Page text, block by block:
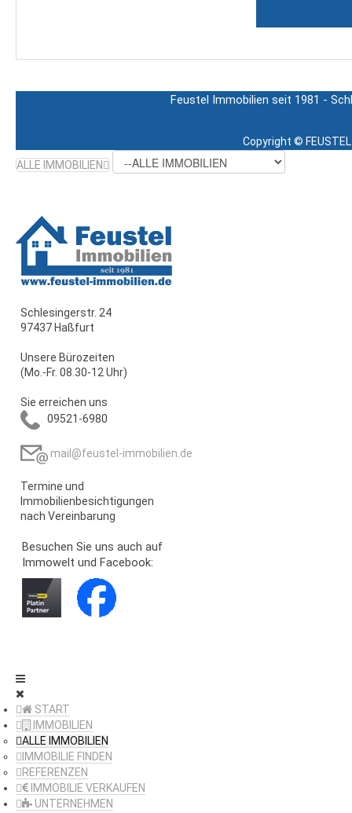
Feustel Immobilien seit 1981 -
Copyright ©
ALLE IMMOBILIEN
Schlesingerstr. 24
97437 Haßfurt
Unsere Bürozeiten
(Mo.-Fr. 08.30-12 Uhr)
Sie erreichen uns
09521-6980
mail@feustel-immobilien.de
Termine und
Immobilienbesichtigungen
nach Vereinbarung
Besuchen Sie uns auch auf
Immowelt und Facebook:
START
IMMOBILIEN
ALLE IMMOBILIEN
IMMOBILIE FINDEN
REFERENZEN
IMMOBILIE VERKAUFEN
UNTERNEHMEN